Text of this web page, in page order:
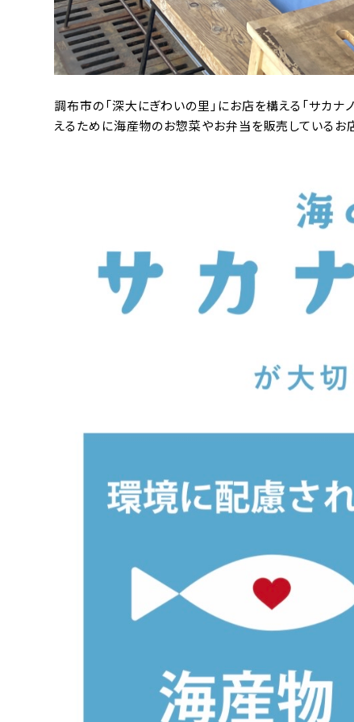
調布市の「深大にぎわいの里」にお店を構える「サカ
えるために海産物のお惣菜やお弁当を販売しているお